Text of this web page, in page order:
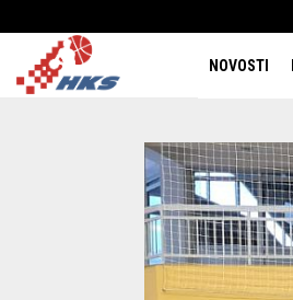
NOVOSTI